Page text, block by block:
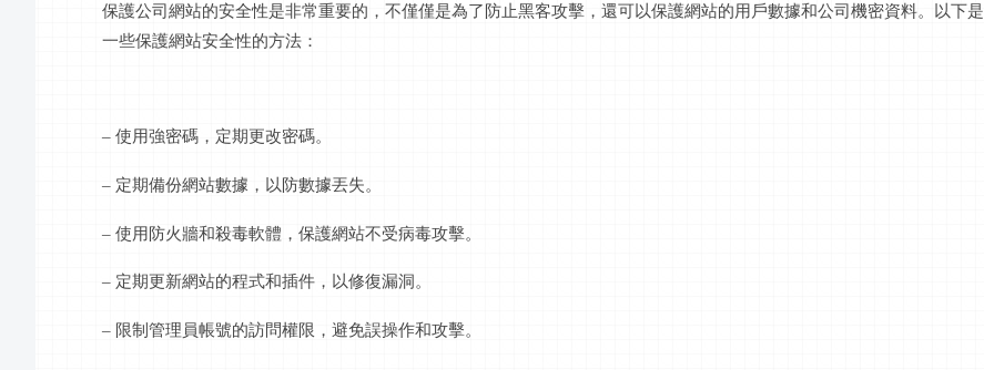
保護公司網站的安全性是非常重要的，不僅僅是為了防止黑客攻擊，還可以保護網站的用戶數據和公司機密資料。以下是
一些保護網站安全性的方法：
– 使用強密碼，定期更改密碼。
– 定期備份網站數據，以防數據丟失。
– 使用防火牆和殺毒軟體，保護網站不受病毒攻擊。
– 定期更新網站的程式和插件，以修復漏洞。
– 限制管理員帳號的訪問權限，避免誤操作和攻擊。